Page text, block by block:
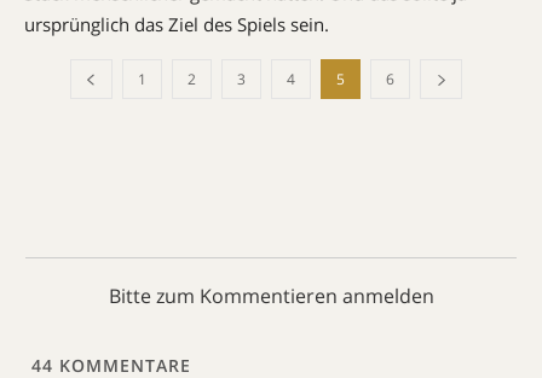
ursprünglich das Ziel des Spiels sein.
1 2 3 4 5 6
Bitte zum Kommentieren anmelden
44 KOMMENTARE